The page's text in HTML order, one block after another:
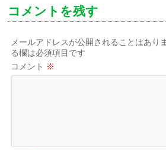
コメントを残す
メールアドレスが公開されることはあり
る欄は必須項目です
コメント ※